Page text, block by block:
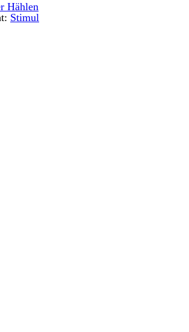
Hählen
Stimul